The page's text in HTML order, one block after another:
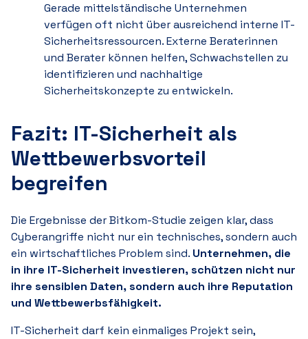
Gerade mittelständische Unternehmen
verfügen oft nicht über ausreichend interne IT-
Sicherheitsressourcen. Externe Beraterinnen
und Berater können helfen, Schwachstellen zu
identifizieren und nachhaltige
Sicherheitskonzepte zu entwickeln.
Fazit: IT-Sicherheit als
Wettbewerbsvorteil
begreifen
Die Ergebnisse der Bitkom-Studie zeigen klar, dass
Cyberangriffe nicht nur ein technisches, sondern auch
ein wirtschaftliches Problem sind. Unternehmen, die
in ihre IT-Sicherheit investieren, schützen nicht nur
ihre sensiblen Daten, sondern auch ihre Reputation
und Wettbewerbsfähigkeit.
IT-Sicherheit darf kein einmaliges Projekt sein,